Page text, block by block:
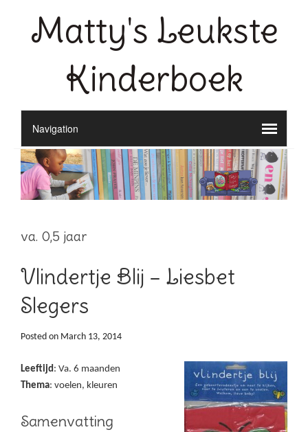
Matty's Leukste
Kinderboek
va. 0,5 jaar
Vlindertje Blij – Liesbet
Slegers
Posted on March 13, 2014
Leeftijd: Va. 6 maanden
Thema: voelen, kleuren
Samenvatting